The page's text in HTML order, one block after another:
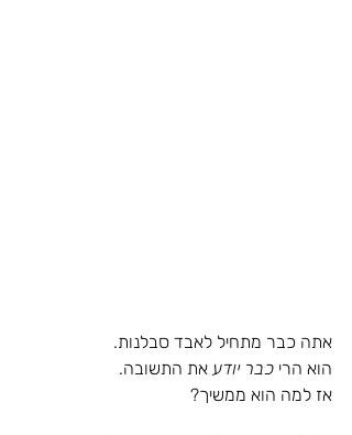
אתה כבר מתחיל לאבד סבלנות.
הוא הרי כבר יודע את התשובה.
אז למה הוא ממשיך?